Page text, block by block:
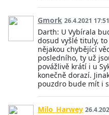
Gmork 26.4.2021 17:51
Darth: U Vybírala
dosud vyšlé tituly,
nějakou chybějící
posledního, ty už
povážlivě krátí i u
konečně dorazí.
pouzdro bude mít i
Milo_Harwey